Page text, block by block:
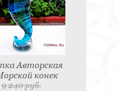
Авторская
конек
9 240 руб.